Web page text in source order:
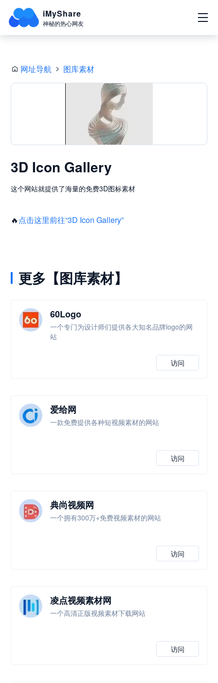
iMyShare
神秘的热心网友
网址导航 图库素材
3D Icon Gallery
这个网站就提供了海量的免费3D图标素材
🔥 点击这里前往“3D Icon Gallery”
更多【图库素材】
60Logo
一个专门为设计师们提供各大知名品牌logo的网
站
访问
爱给网
一款免费提供各种短视频素材的网站
访问
典尚视频网
一个拥有300万+免费视频素材的网站
访问
凌点视频素材网
一个高清正版视频素材下载网站
访问